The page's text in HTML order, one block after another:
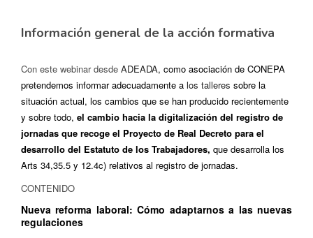
Información general de la acción formativa
Con este webinar desde ADEADA, como asociación de CONEPA
pretendemos informar adecuadamente a los talleres sobre la
situación actual, los cambios que se han producido recientemente
y sobre todo, el cambio hacia la digitalización del registro de
jornadas que recoge el Proyecto de Real Decreto para el
desarrollo del Estatuto de los Trabajadores, que desarrolla los
Arts 34,35.5 y 12.4c) relativos al registro de jornadas.
CONTENIDO
Nueva reforma laboral: Cómo adaptarnos a las nuevas
regulaciones